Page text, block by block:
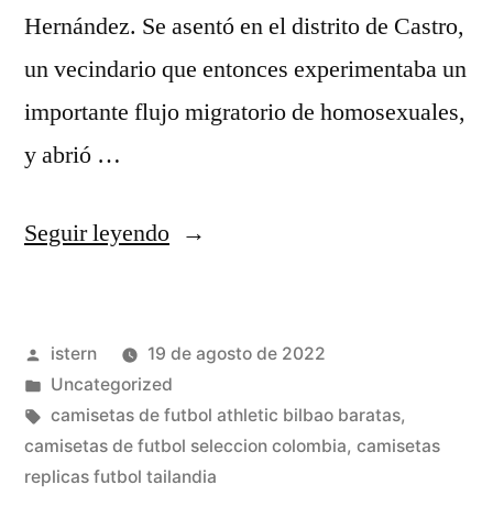
Hernández. Se asentó en el distrito de Castro,
un vecindario que entonces experimentaba un
importante flujo migratorio de homosexuales,
y abrió …
Seguir leyendo«camisetas
lauren»
Publicado
por
istern
19 de agosto de 2022
Publicado
en
Uncategorized
Etiquetas:
camisetas de futbol athletic bilbao baratas,
camisetas de futbol seleccion colombia, camisetas
replicas futbol tailandia